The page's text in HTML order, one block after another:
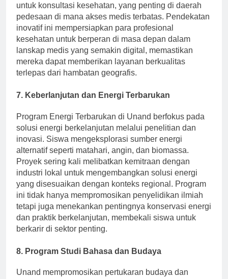
untuk konsultasi kesehatan, yang penting di daerah
pedesaan di mana akses medis terbatas. Pendekatan
inovatif ini mempersiapkan para profesional
kesehatan untuk berperan di masa depan dalam
lanskap medis yang semakin digital, memastikan
mereka dapat memberikan layanan berkualitas
terlepas dari hambatan geografis.
7. Keberlanjutan dan Energi Terbarukan
Program Energi Terbarukan di Unand berfokus pada
solusi energi berkelanjutan melalui penelitian dan
inovasi. Siswa mengeksplorasi sumber energi
alternatif seperti matahari, angin, dan biomassa.
Proyek sering kali melibatkan kemitraan dengan
industri lokal untuk mengembangkan solusi energi
yang disesuaikan dengan konteks regional. Program
ini tidak hanya mempromosikan penyelidikan ilmiah
tetapi juga menekankan pentingnya konservasi energi
dan praktik berkelanjutan, membekali siswa untuk
berkarir di sektor penting.
8. Program Studi Bahasa dan Budaya
Unand mempromosikan pertukaran budaya dan